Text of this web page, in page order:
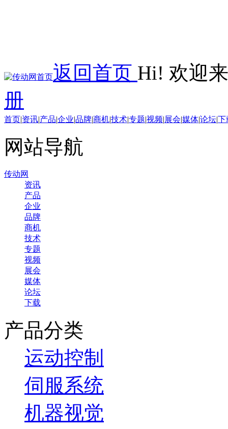
返回首页 Hi! 欢迎
册
首页|资讯|产品|企业|品牌|商机|技术|专题|视频|展会|媒体|论坛|下
网站导航
传动网
资讯
产品
企业
品牌
商机
技术
专题
视频
展会
媒体
论坛
下载
产品分类
运动控制
伺服系统
机器视觉